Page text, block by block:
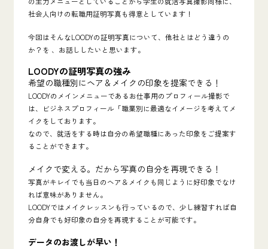
社会人向けの転職用証明写真も得意としています！
今回はそんなLOODYの証明写真について、他社とはどう違うの
か？を 、お話ししたいと思います。
LOODYの証明写真の強み
希望の職種別にヘア＆メイクの印象を提案できる！
LOODYのメインメニューであるお仕事用のプロフィール撮影で
は、ビジネスプロフィール「職業別に最適なイメージを考えてメ
イクをしております。
なので、就活をする時は自分の希望職種にあった印象をご提案す
ることができます。
メイクで変える。だから写真の自分を再現できる！
写真がキレイでも当日のヘア＆メイクも同じように好印象でなけ
れば意味がありません。
LOODYではメイクレッスンも行っているので、少し練習すれば自
分自身でも好印象の自分を再現することが可能です。
データのお渡しが早い！